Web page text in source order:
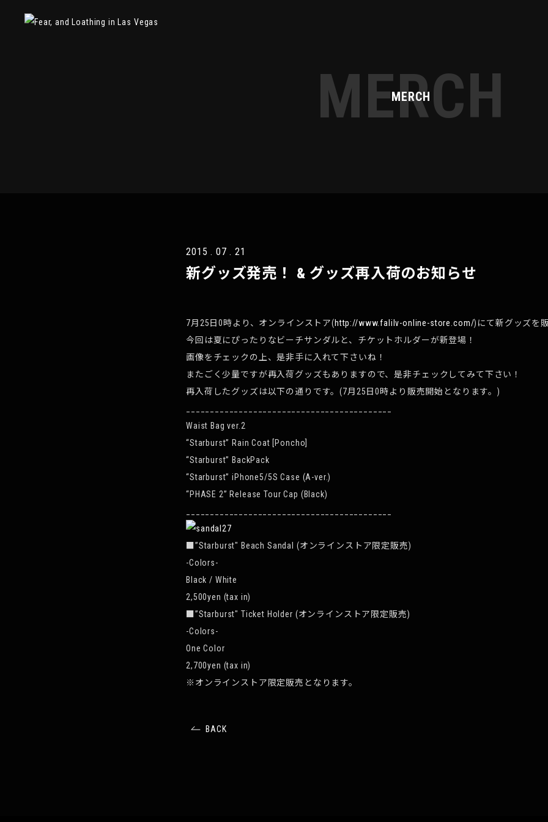
MERCH
MERCH
2015 . 07 . 21
新グッズ発売！ & グッズ再入荷のお知らせ
7月25日0時より、オンラインストア(http://www.falilv-online-store.com/)にて新グッズを
今回は夏にぴったりなビーチサンダルと、チケットホルダーが新登場！
画像をチェックの上、是非手に入れて下さいね！
またごく少量ですが再入荷グッズもありますので、是非チェックしてみて下さい！
再入荷したグッズは以下の通りです。(7月25日0時より販売開始となります。)
Waist Bag ver.2
“Starburst” Rain Coat [Poncho]
“Starburst” BackPack
“Starburst” iPhone5/5S Case (A-ver.)
“PHASE 2” Release Tour Cap (Black)
■”Starburst″ Beach Sandal (オンラインストア限定販売)
-Colors-
Black / White
2,500yen (tax in)
■”Starburst″ Ticket Holder (オンラインストア限定販売)
-Colors-
One Color
2,700yen (tax in)
※オンラインストア限定販売となります。
BACK